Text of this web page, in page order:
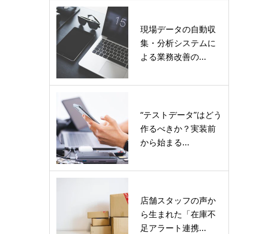
現場データの自動収
集・分析システムに
よる業務改善の...
“テストデータ”はどう
作るべきか？実装前
から始まる...
店舗スタッフの声か
ら生まれた「在庫不
足アラート連携...